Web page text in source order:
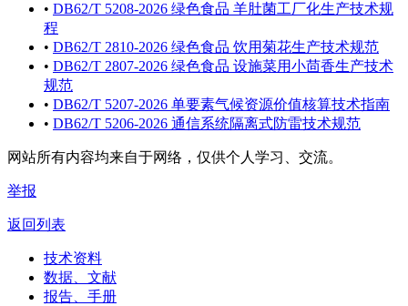
• DB62/T 5208-2026 绿色食品 羊肚菌工厂化生产技术规
程
• DB62/T 2810-2026 绿色食品 饮用菊花生产技术规范
• DB62/T 2807-2026 绿色食品 设施菜用小茴香生产技术
规范
• DB62/T 5207-2026 单要素气候资源价值核算技术指南
• DB62/T 5206-2026 通信系统隔离式防雷技术规范
网站所有内容均来自于网络，仅供个人学习、交流。
举报
返回列表
技术资料
数据、文献
报告、手册